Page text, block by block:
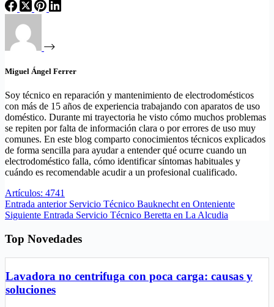
Miguel Ángel Ferrer
Soy técnico en reparación y mantenimiento de electrodomésticos
con más de 15 años de experiencia trabajando con aparatos de uso
doméstico. Durante mi trayectoria he visto cómo muchos problemas
se repiten por falta de información clara o por errores de uso muy
comunes. En este blog comparto conocimientos técnicos explicados
de forma sencilla para ayudar a entender qué ocurre cuando un
electrodoméstico falla, cómo identificar síntomas habituales y
cuándo es recomendable acudir a un profesional cualificado.
Artículos: 4741
Entrada anterior Servicio Técnico Bauknecht en Onteniente
Siguiente Entrada Servicio Técnico Beretta en La Alcudia
Top Novedades
Lavadora no centrifuga con poca carga: causas y
soluciones